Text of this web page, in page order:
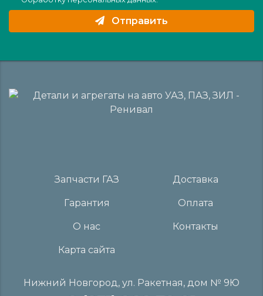
Отправить
Запчасти ГАЗ Доставка
Гарантия Оплата
О нас Контакты
Карта сайта
Нижний Новгород, ул. Ракетная, дом № 9Ю